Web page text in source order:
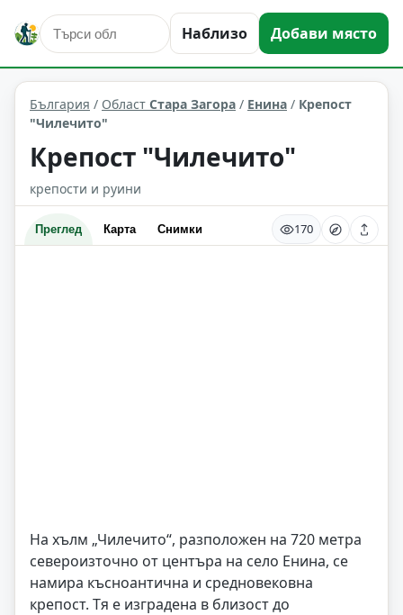
Наблизо Добави място
исторически забележителности
Енина
Област: Стара Загора
България / Област Стара Загора / Енина / Крепост
"Чилечито"
Крепост "Чилечито"
крепости и руини
Преглед Карта Снимки 170
На хълм „Чилечито“, разположен на 720 метра
североизточно от центъра на село Енина, се
намира късноантична и средновековна
крепост. Тя е изградена в близост до